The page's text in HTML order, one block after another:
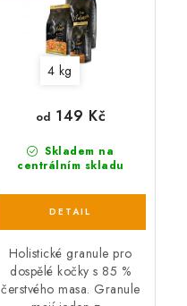
4 kg
Skladem na
centrálním skladu
od 149 Kč
Holistické granule pro
dospělé kočky s 85 %
čerstvého masa. Granule